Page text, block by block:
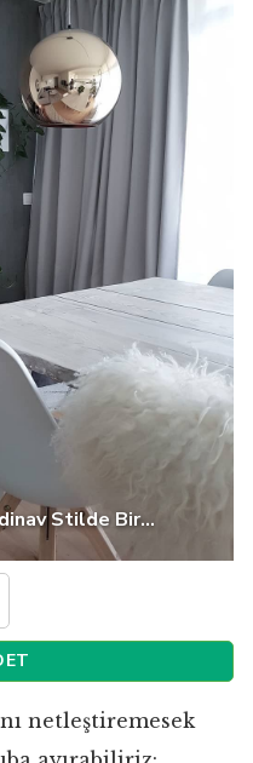
Stilde Bir...
netleştiremesek